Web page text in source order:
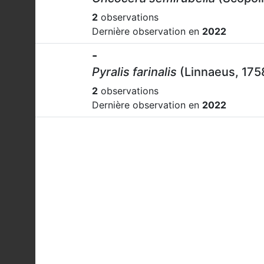
2 observations
Dernière observation en 2022
-
Pyralis farinalis (Linnaeus,
2 observations
Dernière observation en 2022